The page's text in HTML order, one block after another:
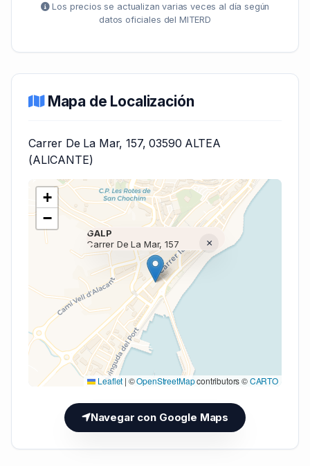
Los precios se actualizan varias veces al día según
datos oficiales del MITERD
Mapa de Localización
Carrer De La Mar, 157, 03590 ALTEA
(ALICANTE)
Cargando mapa (V7 Inline)...
GALP
Carrer De La Mar, 157
×
+
−
Leaflet | ©OpenStreetMapcontributors ©CARTO
Navegar con Google Maps